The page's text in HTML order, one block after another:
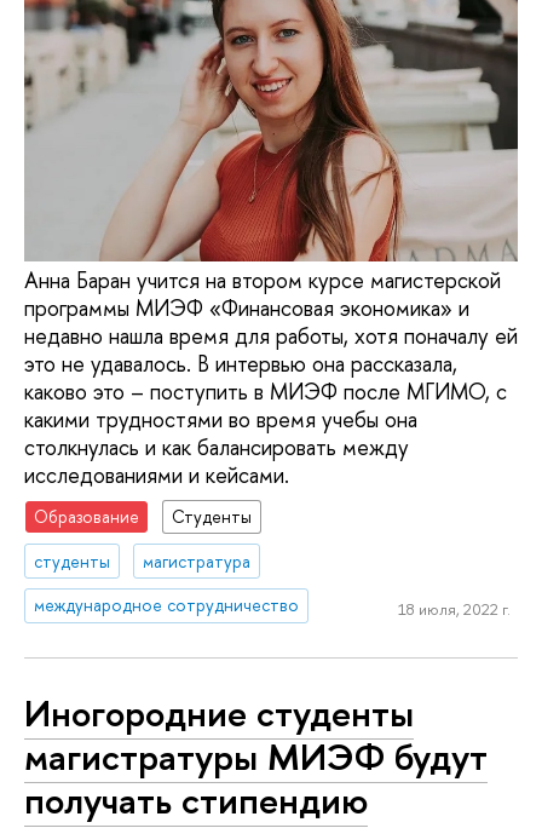
Анна Баран учится на втором курсе магистерской
программы МИЭФ «Финансовая экономика» и
недавно нашла время для работы, хотя поначалу ей
это не удавалось. В интервью она рассказала,
каково это – поступить в МИЭФ после МГИМО, с
какими трудностями во время учебы она
столкнулась и как балансировать между
исследованиями и кейсами.
Образование
Студенты
студенты
магистратура
международное сотрудничество
18 июля, 2022 г.
Иногородние студенты
магистратуры МИЭФ будут
получать стипендию